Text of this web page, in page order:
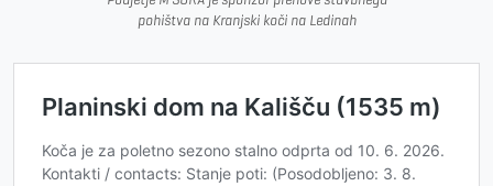
pohištva na Kranjski koči na Ledinah